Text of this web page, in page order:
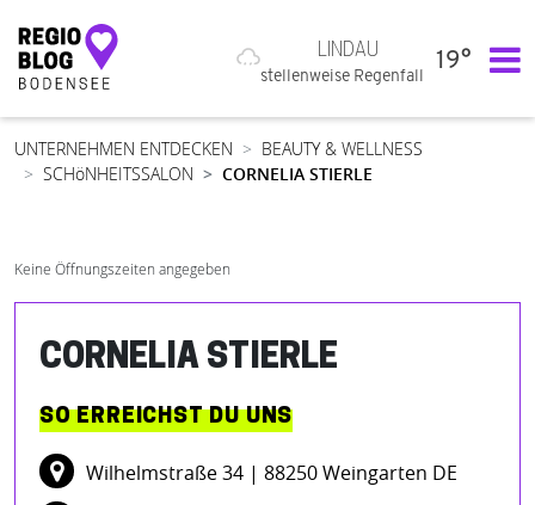
Hauptnavigation
LINDAU
stellenweise Regenfall
19°
UNTERNEHMEN ENTDECKEN
BEAUTY & WELLNESS
SCHöNHEITSSALON
CORNELIA STIERLE
Keine Öffnungszeiten angegeben
CORNELIA STIERLE
SO ERREICHST DU UNS
Wilhelmstraße 34 | 88250 Weingarten DE